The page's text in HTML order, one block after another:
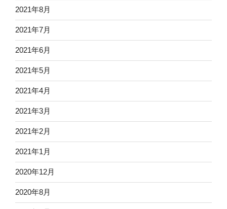
2021年8月
2021年7月
2021年6月
2021年5月
2021年4月
2021年3月
2021年2月
2021年1月
2020年12月
2020年8月